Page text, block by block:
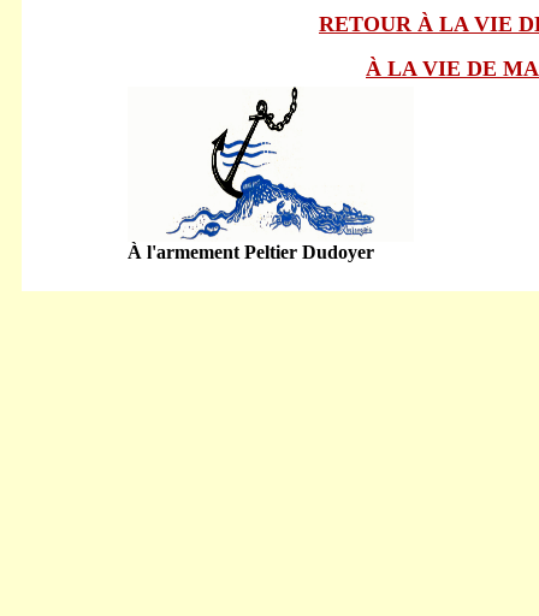
RETOUR À LA VIE
À LA VIE DE
À l'armement Peltier Dudoyer